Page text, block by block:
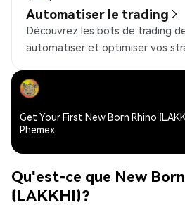
Automatiser le trading
Découvrez les bots de trading
automatiser et optimiser vos
Get Your First New Born Rhino
Phemex
Qu'est-ce que New
(LAKKHI)?